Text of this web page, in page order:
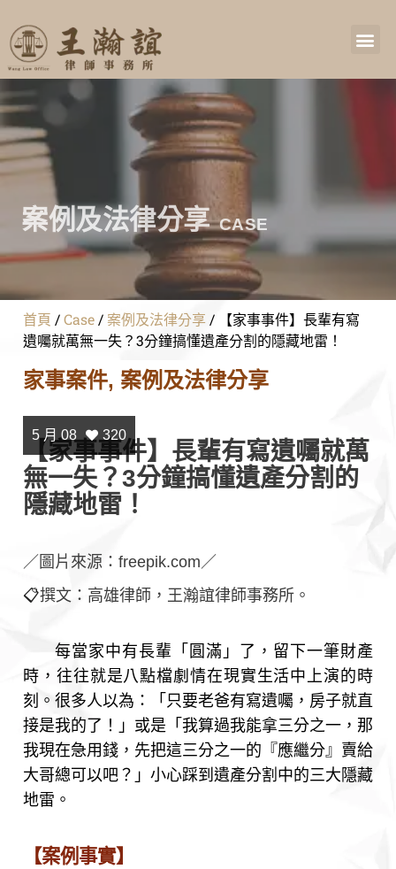
案例及法律分享 CASE
首頁 /Case/案例及法律分享 /
【家事事件】長輩有寫
遺囑就萬無一失？3分鐘搞懂遺產分割的隱藏地雷！
家事案件, 案例及法律分享
5 月 08 320
【家事事件】長輩有寫遺囑就萬
無一失？3分鐘搞懂遺產分割的
隱藏地雷！
／圖片來源：freepik.com／
📋撰文：高雄律師，王瀚誼律師事務所。
每當家中有長輩「圓滿」了，留下一筆財產
時，往往就是八點檔劇情在現實生活中上演的時
刻。很多人以為：「只要老爸有寫遺囑，房子就直
接是我的了！」或是「我算過我能拿三分之一，那
我現在急用錢，先把這三分之一的『應繼分』賣給
大哥總可以吧？」小心踩到遺產分割中的三大隱藏
地雷。
【案例事實】